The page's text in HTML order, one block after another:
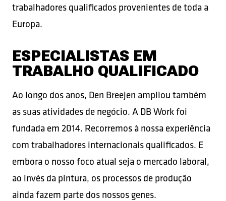
trabalhadores qualificados provenientes de toda a
Europa.
ESPECIALISTAS EM
TRABALHO QUALIFICADO
Ao longo dos anos, Den Breejen ampliou também
as suas atividades de negócio. A DB Work foi
fundada em 2014. Recorremos à nossa experiência
com trabalhadores internacionais qualificados. E
embora o nosso foco atual seja o mercado laboral,
ao invés da pintura, os processos de produção
ainda fazem parte dos nossos genes.